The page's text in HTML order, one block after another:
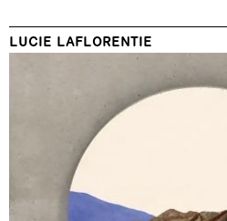
LUCIE LAFLORENTIE